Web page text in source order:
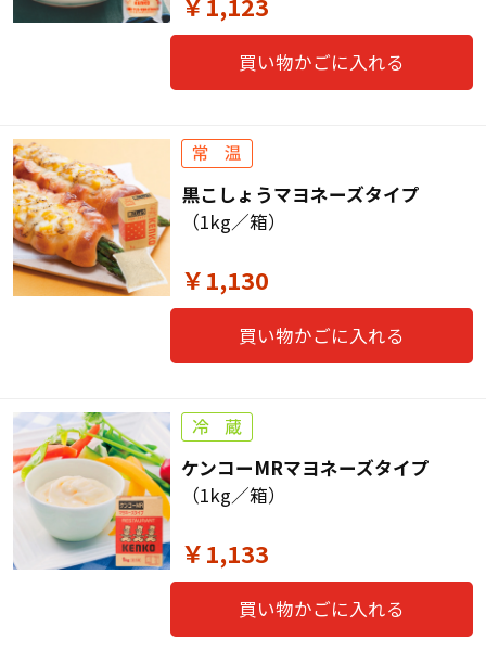
買い物かごに入れる
黒こしょうマヨネーズタイプ
（1kg／箱）
￥1,130
買い物かごに入れる
ケンコーMRマヨネーズタイプ
（1kg／箱）
￥1,133
買い物かごに入れる